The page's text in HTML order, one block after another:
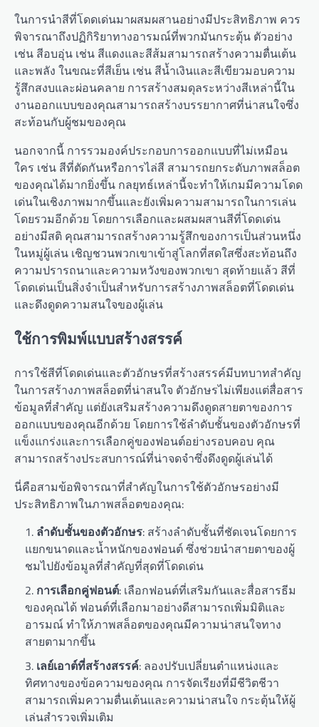
ในการนำสีที่โดดเด่นมาผสมผสานอย่างมีประสิทธิภาพ ควร
พิจารณาถึงปฏิกิริยาทางอารมณ์ที่พวกมันกระตุ้น ตัวอย่าง
เช่น สีอบอุ่น เช่น สีแดงและสีส้มสามารถสร้างความตื่นเต้น
และพลัง ในขณะที่สีเย็น เช่น สีน้ำเงินและสีเขียวมอบความ
รู้สึกสงบและผ่อนคลาย การสร้างสมดุลระหว่างสีเหล่านี้ใน
งานออกแบบของคุณสามารถสร้างบรรยากาศที่น่าสนใจซึ่ง
สะท้อนกับผู้ชมของคุณ
นอกจากนี้ การรวมองค์ประกอบการออกแบบที่ไม่เหมือน
ใคร เช่น สีที่ตัดกันหรือการไล่สี สามารถยกระดับภาพสล็อต
ของคุณได้มากยิ่งขึ้น กลยุทธ์เหล่านี้จะทำให้เกมมีความโดด
เด่นในเชิงภาพมากขึ้นและยังเพิ่มความสามารถในการเล่น
โดยรวมอีกด้วย โดยการเลือกและผสมผสานสีที่โดดเด่น
อย่างมีสติ คุณสามารถสร้างความรู้สึกของการเป็นส่วนหนึ่ง
ในหมู่ผู้เล่น เชิญชวนพวกเขาเข้าสู่โลกที่สดใสซึ่งสะท้อนถึง
ความปรารถนาและความหวังของพวกเขา สุดท้ายแล้ว สีที่
โดดเด่นเป็นสิ่งจำเป็นสำหรับการสร้างภาพสล็อตที่โดดเด่น
และดึงดูดความสนใจของผู้เล่น
ใช้การพิมพ์แบบสร้างสรรค์
การใช้สีที่โดดเด่นและตัวอักษรที่สร้างสรรค์มีบทบาทสำคัญ
ในการสร้างภาพสล็อตที่น่าสนใจ ตัวอักษรไม่เพียงแต่สื่อสาร
ข้อมูลที่สำคัญ แต่ยังเสริมสร้างความดึงดูดสายตาของการ
ออกแบบของคุณอีกด้วย โดยการใช้ลำดับชั้นของตัวอักษรที่
แข็งแกร่งและการเลือกคู่ของฟอนต์อย่างรอบคอบ คุณ
สามารถสร้างประสบการณ์ที่น่าจดจำซึ่งดึงดูดผู้เล่นได้
นี่คือสามข้อพิจารณาที่สำคัญในการใช้ตัวอักษรอย่างมี
ประสิทธิภาพในภาพสล็อตของคุณ:
ลำดับชั้นของตัวอักษร: สร้างลำดับชั้นที่ชัดเจนโดยการ
แยกขนาดและน้ำหนักของฟอนต์ ซึ่งช่วยนำสายตาของผู้
ชมไปยังข้อมูลที่สำคัญที่สุดที่โดดเด่น
การเลือกคู่ฟอนต์: เลือกฟอนต์ที่เสริมกันและสื่อสารธีม
ของคุณได้ ฟอนต์ที่เลือกมาอย่างดีสามารถเพิ่มมิติและ
อารมณ์ ทำให้ภาพสล็อตของคุณมีความน่าสนใจทาง
สายตามากขึ้น
เลย์เอาต์ที่สร้างสรรค์: ลองปรับเปลี่ยนตำแหน่งและ
ทิศทางของข้อความของคุณ การจัดเรียงที่มีชีวิตชีวา
สามารถเพิ่มความตื่นเต้นและความน่าสนใจ กระตุ้นให้ผู้
เล่นสำรวจเพิ่มเติม